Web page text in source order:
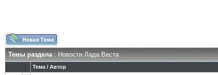
Темы раздела: Новости Лада Веста
Тема / Автор